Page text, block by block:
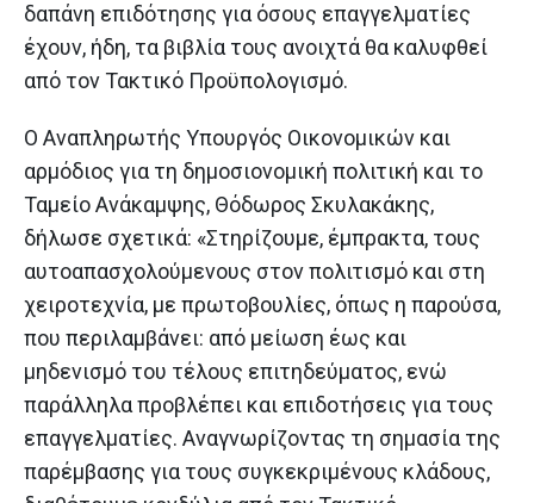
δαπάνη επιδότησης για όσους επαγγελματίες
έχουν, ήδη, τα βιβλία τους ανοιχτά θα καλυφθεί
από τον Τακτικό Προϋπολογισμό.
Ο Αναπληρωτής Υπουργός Οικονομικών και
αρμόδιος για τη δημοσιονομική πολιτική και το
Ταμείο Ανάκαμψης, Θόδωρος Σκυλακάκης,
δήλωσε σχετικά: «Στηρίζουμε, έμπρακτα, τους
αυτοαπασχολούμενους στον πολιτισμό και στη
χειροτεχνία, με πρωτοβουλίες, όπως η παρούσα,
που περιλαμβάνει: από μείωση έως και
μηδενισμό του τέλους επιτηδεύματος, ενώ
παράλληλα προβλέπει και επιδοτήσεις για τους
επαγγελματίες. Αναγνωρίζοντας τη σημασία της
παρέμβασης για τους συγκεκριμένους κλάδους,